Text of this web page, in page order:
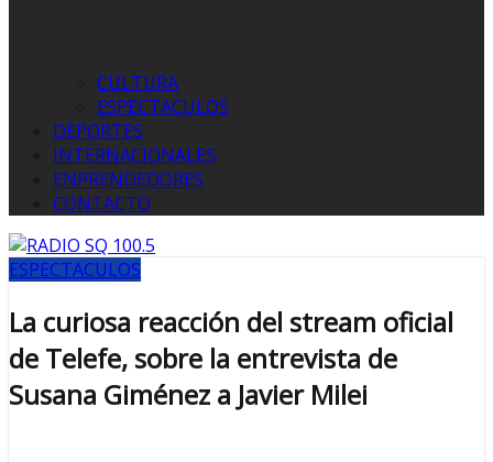
CULTURA
ESPECTACULOS
DEPORTES
INTERNACIONALES
ENPRENDEDORES
CONTACTO
ESPECTACULOS
La curiosa reacción del stream oficial
de Telefe, sobre la entrevista de
Susana Giménez a Javier Milei